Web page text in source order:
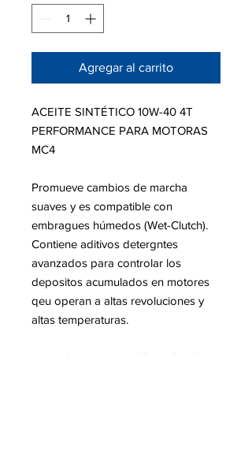
Agregar al carrito
ACEITE SINTÉTICO 10W-40 4T
PERFORMANCE PARA MOTORAS
MC4
Promueve cambios de marcha
suaves y es compatible con
embragues húmedos (Wet-Clutch).
Contiene aditivos detergntes
avanzados para controlar los
depositos acumulados en motores
qeu operan a altas revoluciones y
altas temperaturas.
Especificaciones
JASO MA/MA2 ·